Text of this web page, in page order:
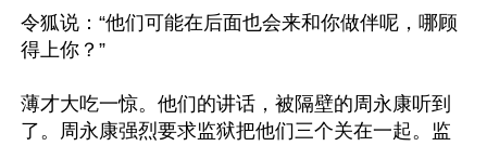
令狐说：“他们可能在后面也会来和你做伴呢，哪顾
得上你？”
薄才大吃一惊。他们的讲话，被隔壁的周永康听到
了。周永康强烈要求监狱把他们三个关在一起。监